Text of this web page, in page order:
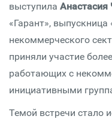
выступила Анастасия
«Гарант»,
некоммерческого
приняли участие
работающих с
инициативными
Темой встречи стало